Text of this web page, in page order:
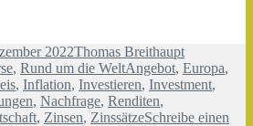
2022Autor
Thomas BreithauptKategorien
, Rund um die WeltSchlagwörter
Angebot, Europa,
, Inflation, Investieren, Investment,
, Nachfrage, Renditen,
, Zinsen, ZinssätzeSchreibe einen